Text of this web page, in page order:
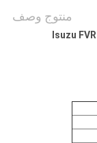
منتوج وصف